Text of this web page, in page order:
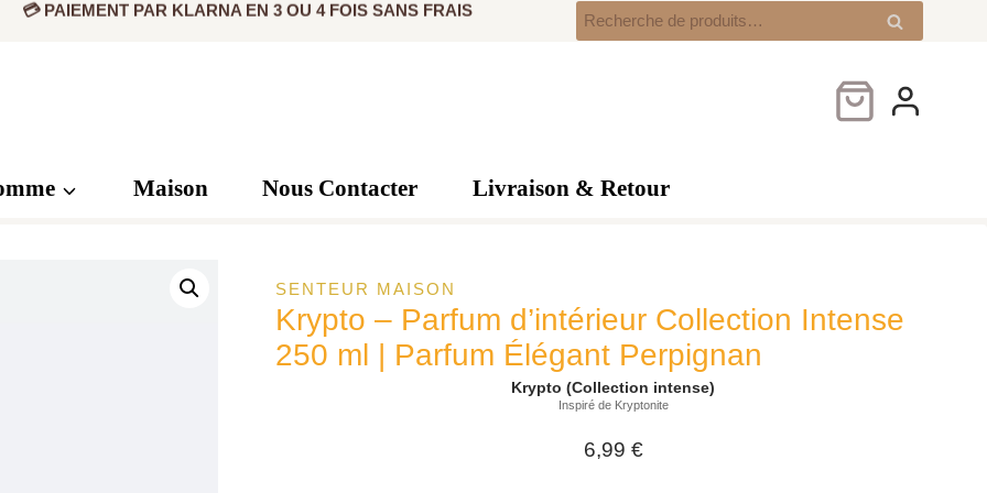
Recherche
pour :
Recherche
Maison Nous Contacter Livraison & Retour
SENTEUR MAISON
Krypto – Parfum d’intérieur Collection Intense
250 ml | Parfum Élégant Perpignan
Krypto (Collection intense)
Inspiré de Kryptonite
6,99 €
Krypto
–
ml